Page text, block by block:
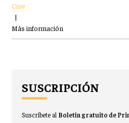
Cine
|
Más información
SUSCRIPCIÓN
Suscríbete al Boletín gratuito de